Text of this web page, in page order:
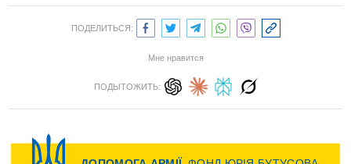
ПОДЕЛИТЬСЯ:
Мне нравится
ПОДЫТОЖИТЬ: